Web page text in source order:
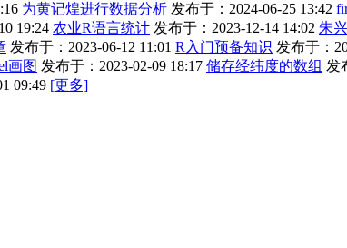
为黄记煌进行数据分析 发布于：2024-06-25 13:42
19:24 农业R语言统计 发布于：2023-12-14 14:02 朱
发布于：2023-06-12 11:01 R入门预备知识 发布于：
画图 发布于：2023-02-09 18:17 储存经纬度的数组 发
09:49 [更多]